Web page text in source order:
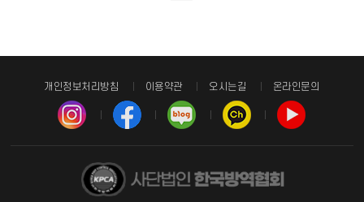
개인정보처리방침 이용약관 오시는길 온라인문의